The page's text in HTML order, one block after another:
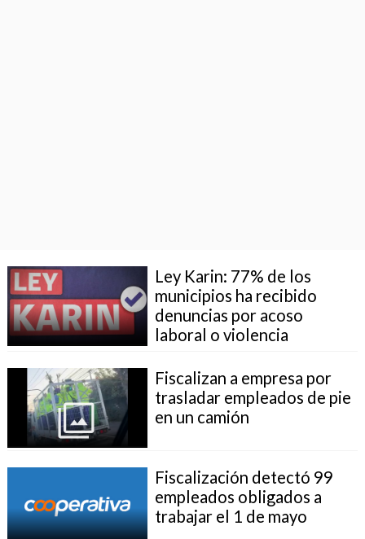
Ley Karin: 77% de los
municipios ha recibido
denuncias por acoso
laboral o violencia
Fiscalizan a empresa por
trasladar empleados de pie
en un camión
Fiscalización detectó 99
empleados obligados a
trabajar el 1 de mayo